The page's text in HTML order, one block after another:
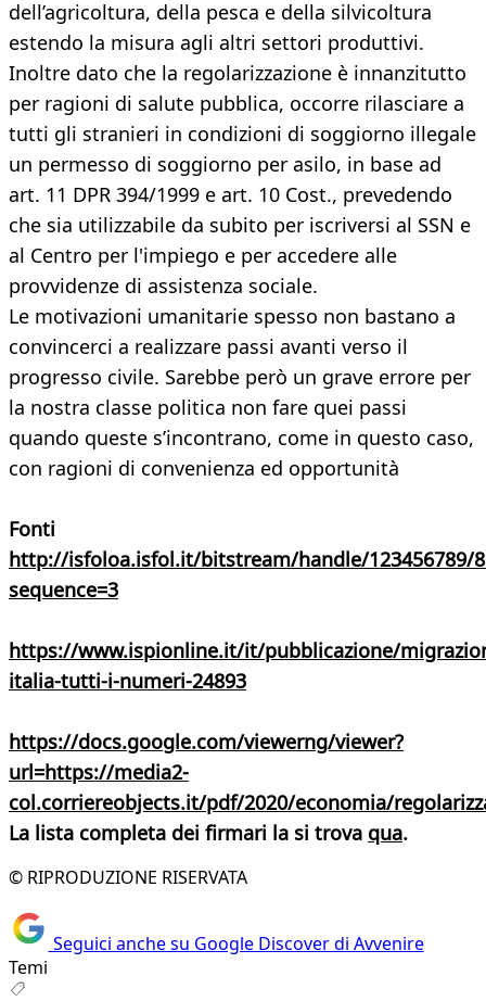
dell’agricoltura, della pesca e della silvicoltura
estendo la misura agli altri settori produttivi.
Inoltre dato che la regolarizzazione è innanzitutto
per ragioni di salute pubblica, occorre rilasciare a
tutti gli stranieri in condizioni di soggiorno illegale
un permesso di soggiorno per asilo, in base ad
art. 11 DPR 394/1999 e art. 10 Cost., prevedendo
che sia utilizzabile da subito per iscriversi al SSN e
al Centro per l'impiego e per accedere alle
provvidenze di assistenza sociale.
Le motivazioni umanitarie spesso non bastano a
convincerci a realizzare passi avanti verso il
progresso civile. Sarebbe però un grave errore per
la nostra classe politica non fare quei passi
quando queste s’incontrano, come in questo caso,
con ragioni di convenienza ed opportunità
Fonti
http://isfoloa.isfol.it/bitstream/handle/123456789/
sequence=3
https://www.ispionline.it/it/pubblicazione/
italia-tutti-i-numeri-24893
https://docs.google.com/viewerng/viewer?
url=https://media2-
col.corriereobjects.it/pdf/2020/economia/
La lista completa dei firmari la si trova qua.
© RIPRODUZIONE RISERVATA
Seguici anche su Google Discover di Avvenire
Temi